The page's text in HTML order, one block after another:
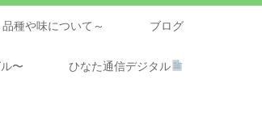
種や味について～ ブログ
〜 ひなた通信デジタル